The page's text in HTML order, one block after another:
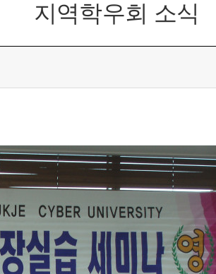
지역학우회 소식